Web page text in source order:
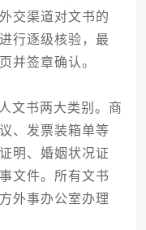
交渠道对文书的
行逐级核验，最
并签章确认。
书两大类别。商
、发票装箱单等
明、婚姻状况证
文件。所有文书
外事办公室办理